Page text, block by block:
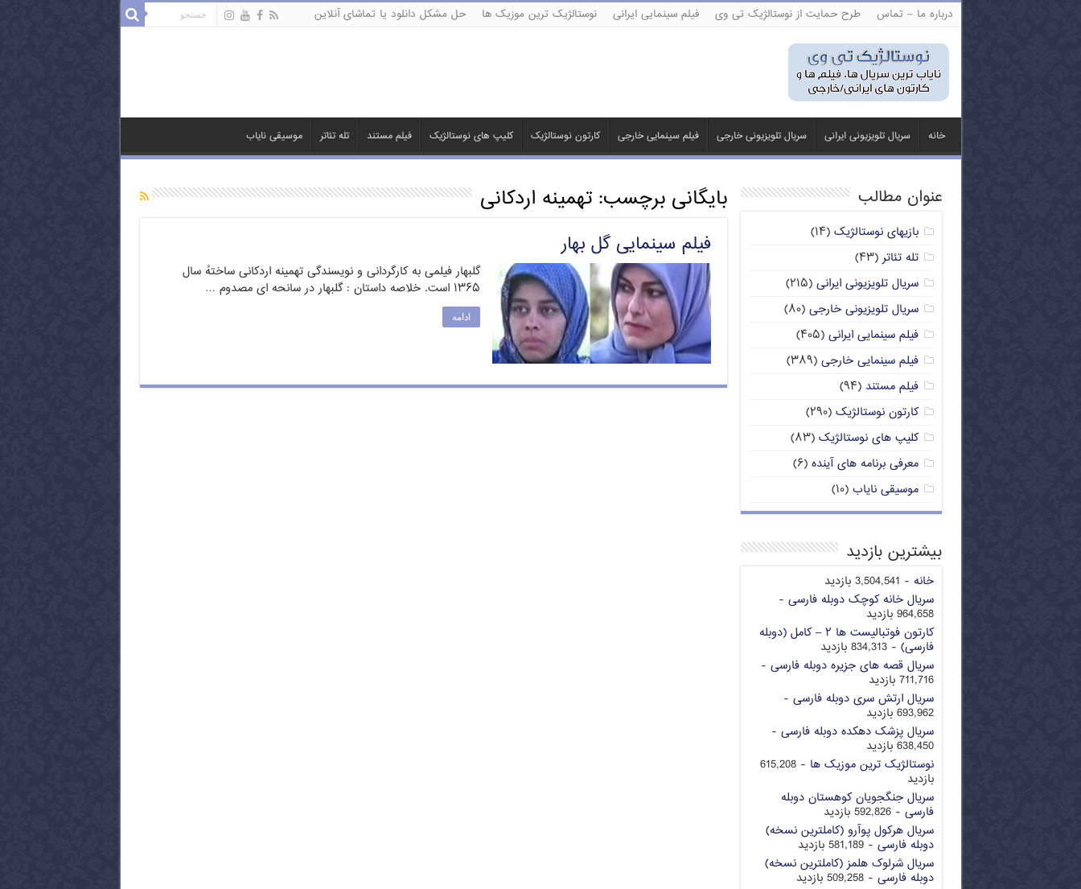
درباره ما – تماس طرح حمایت از نوستالژیک تی وی فیلم سینمایی ایرانی نوستالژیک ترین موزیک ها حل مشکل دانلود یا تماشای آنلاین
خانه سریال تلویزیونی ایرانی سریال تلویزیونی خارجی فیلم سینمایی خارجی کارتون نوستالژیک کلیپ های نوستالژیک فیلم مستند تله تئاتر موسیقی نایاب
بایگانی برچسب:تهمینه اردکانی
فیلم سینمایی گل بهار
گلبهار فیلمی به کارگردانی و نویسندگی تهمینه اردکانی ساختهٔ سال
۱۳۶۵ است. خلاصه داستان : گلبهار در سانحه ای مصدوم …
ادامه
عنوان مطالب
بازیهای نوستالژیک (۱۴)
تله تئاتر(۴۳)
سریال تلویزیونی ایرانی (۲۱۵)
سریال تلویزیونی خارجی (۸۰)
فیلم سینمایی ایرانی (۴۰۵)
فیلم سینمایی خارجی (۳۸۹)
فیلم مستند (۹۴)
کارتون نوستالژیک (۲۹۰)
کلیپ های نوستالژیک (۸۳)
معرفی برنامه های آینده (۶)
موسیقی نایاب (۱۰)
بیشترین بازدید
خانه - 3,504,541 بازدید
سریال خانه کوچک دوبله فارسی -
964,658 بازدید
کارتون فوتبالیست ها ۲ – کامل (دوبله
فارسی) - 834,313 بازدید
سریال قصه های جزیره دوبله فارسی -
711,716 بازدید
سریال ارتش سری دوبله فارسی -
693,962 بازدید
سریال پزشک دهکده دوبله فارسی -
638,450 بازدید
نوستالژیک ترین موزیک ها
- 615,208
بازدید
سریال جنگجویان کوهستان دوبله
فارسی - 592,826 بازدید
سریال هرکول پوآرو (کاملترین نسخه)
دوبله فارسی - 581,189 بازدید
سریال شرلوک هلمز (کاملترین نسخه)
دوبله فارسی - 509,258 بازدید